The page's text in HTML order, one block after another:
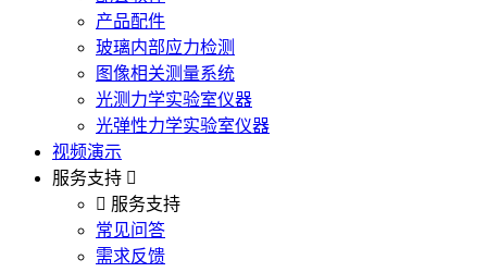
产品配件
玻璃内部应力检测
图像相关测量系统
光测力学实验室仪器
光弹性力学实验室仪器
视频演示
服务支持
服务支持
常见问答
需求反馈